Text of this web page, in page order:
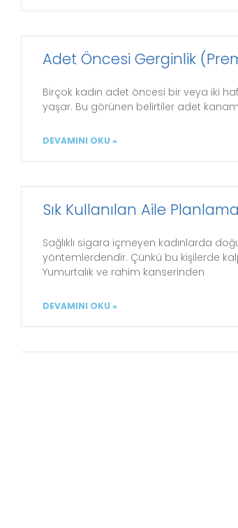
Adet Öncesi Gerginlik
Birçok kadın adet öncesi bir veya iki
yaşar. Bu görünen belirtiler adet
DEVAMINI OKU »
Sık Kullanılan Aile
Sağlıklı sigara içmeyen kadınlarda
yöntemlerdendir. Çünkü bu kişilerde
Yumurtalık ve rahim kanserinden
DEVAMINI OKU »